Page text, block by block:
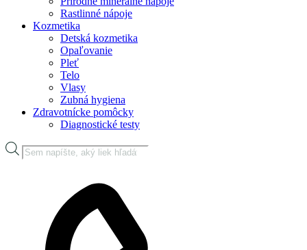
Rastlinné nápoje
Kozmetika
Detská kozmetika
Opaľovanie
Pleť
Telo
Vlasy
Zubná hygiena
Zdravotnícke pomôcky
Diagnostické testy
Products
search